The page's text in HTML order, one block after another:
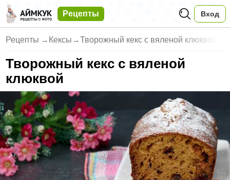
Рецепты Вход
Рецепты → Кексы →Творожный кекс с вяленой клюквой
Творожный кекс с вяленой
клюквой